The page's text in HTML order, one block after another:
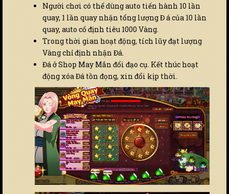
Người chơi có thể dùng auto tiến hành 10 lần
quay, 1 lần quay nhận tổng lượng Đ á của 10 lần
quay, auto cố định tiêu 1000 Vàng.
Trong thời gian hoạt động, tích lũy đạt lượng
Vàng chỉ định nhận Đá.
Đá ở Shop May Mắn đổi đạo cụ. Kết thúc hoạt
động xóa Đá tồn đọng, xin đổi kịp thời.